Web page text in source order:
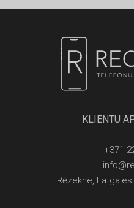
KLIENTU
+371
Rēzekne,